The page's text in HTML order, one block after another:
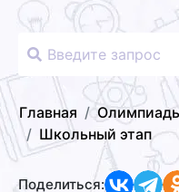
Главная
Школьный этап
Поделиться: